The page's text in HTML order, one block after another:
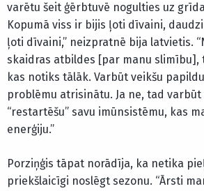
varētu šeit ģērbtuvē nogulties uz
Kopumā viss ir bijis ļoti dīvaini,
ļoti dīvaini,” neizpratnē bija latvietis.
skaidras atbildes [par manu slimību],
kas notiks tālāk. Varbūt veikšu
problēmu atrisinātu. Ja ne, tad varbūt
“restartēšu” savu imūnsistēmu, kas
enerģiju.”
Porziņģis tāpat norādīja, ka netika
priekšlaicīgi noslēgt sezonu. “Ārsti